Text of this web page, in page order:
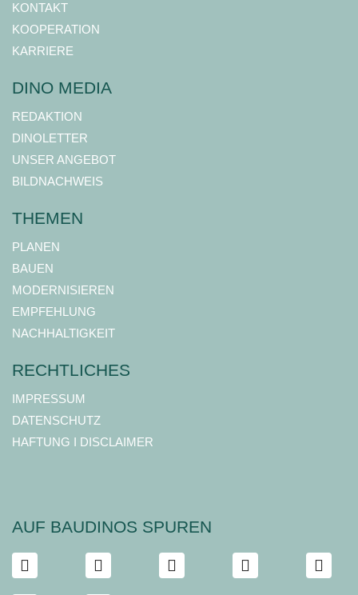
KONTAKT
KOOPERATION
KARRIERE
DINO MEDIA
REDAKTION
DINOLETTER
UNSER ANGEBOT
BILDNACHWEIS
THEMEN
PLANEN
BAUEN
MODERNISIEREN
EMPFEHLUNG
NACHHALTIGKEIT
RECHTLICHES
IMPRESSUM
DATENSCHUTZ
HAFTUNG I DISCLAIMER
AUF BAUDINOS SPUREN